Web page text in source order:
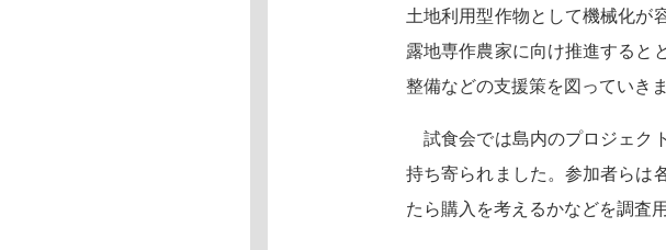
土地利用型作物として機械化が
露地専作農家に向け推進すると
整備などの支援策を図っていきま
試食会では島内のプロジェク
持ち寄られました。参加者らは
たら購入を考えるかなどを調査